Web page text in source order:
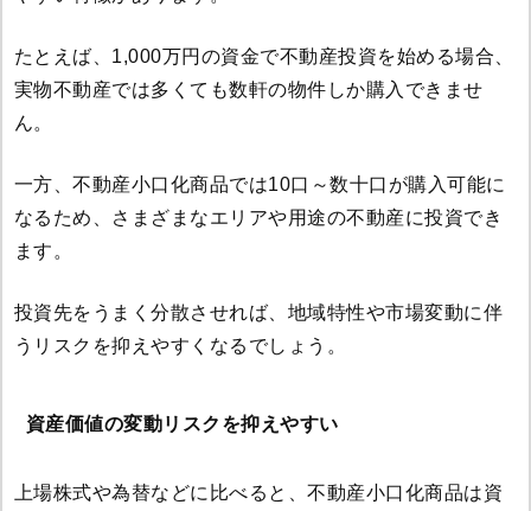
たとえば、1,000万円の資金で不動産投資を始める場合、
実物不動産では多くても数軒の物件しか購入できませ
ん。
一方、不動産小口化商品では10口～数十口が購入可能に
なるため、さまざまなエリアや用途の不動産に投資でき
ます。
投資先をうまく分散させれば、地域特性や市場変動に伴
うリスクを抑えやすくなるでしょう。
資産価値の変動リスクを抑えやすい
上場株式や為替などに比べると、不動産小口化商品は資